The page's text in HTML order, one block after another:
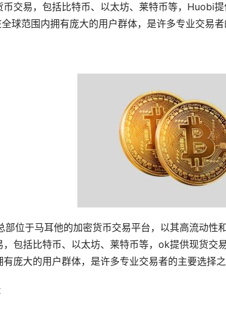
币交易，包括比特币、以太坊、莱特币等，Huobi
球范围内拥有庞大的用户群体，是许多专业交易者
部位于马耳他的加密货币交易平台，以其高流动性
，包括比特币、以太坊、莱特币等，ok提供现货交
庞大的用户群体，是许多专业交易者的主要选择之